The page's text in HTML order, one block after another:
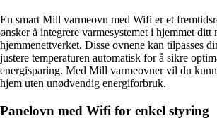
En smart Mill varmeovn med Wifi er et
ønsker å integrere varmesystemet i hjemmet ditt
hjemmenettverket. Disse ovnene kan tilpasses
justere temperaturen automatisk for å sikre
energisparing. Med Mill varmeovner vil du
hjem uten unødvendig energiforbruk.
Panelovn med Wifi for enkel styring